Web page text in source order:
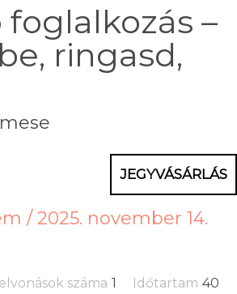
foglalkozás –
ringasd,
JEGYVÁSÁRLÁS
/2025. november 14.
száma 1 Időtartam 40